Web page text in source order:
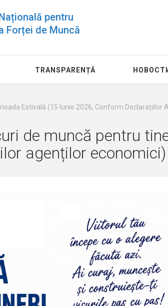
pentru
Forței de Muncă
TRANSPARENȚĂ
Estivală (15 Iunie 2026, Conform Declarațiilor
de muncă pentru
agenților economici)
vacante la 24.07.2026
11 августа
Agenția
Ocuparea
Muncă
pentru
55